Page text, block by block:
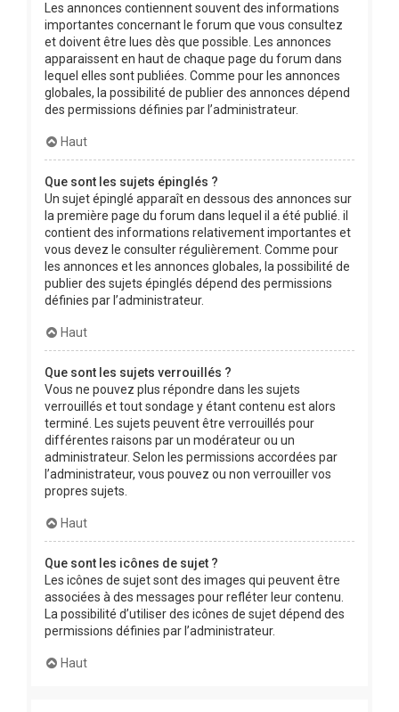
Les annonces contiennent souvent des informations
importantes concernant le forum que vous consultez
et doivent être lues dès que possible. Les annonces
apparaissent en haut de chaque page du forum dans
lequel elles sont publiées. Comme pour les annonces
globales, la possibilité de publier des annonces dépend
des permissions définies par l’administrateur.
Haut
Que sont les sujets épinglés ?
Un sujet épinglé apparaît en dessous des annonces sur
la première page du forum dans lequel il a été publié. il
contient des informations relativement importantes et
vous devez le consulter régulièrement. Comme pour
les annonces et les annonces globales, la possibilité de
publier des sujets épinglés dépend des permissions
définies par l’administrateur.
Haut
Que sont les sujets verrouillés ?
Vous ne pouvez plus répondre dans les sujets
verrouillés et tout sondage y étant contenu est alors
terminé. Les sujets peuvent être verrouillés pour
différentes raisons par un modérateur ou un
administrateur. Selon les permissions accordées par
l’administrateur, vous pouvez ou non verrouiller vos
propres sujets.
Haut
Que sont les icônes de sujet ?
Les icônes de sujet sont des images qui peuvent être
associées à des messages pour refléter leur contenu.
La possibilité d’utiliser des icônes de sujet dépend des
permissions définies par l’administrateur.
Haut